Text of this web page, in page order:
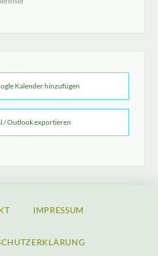
Kalender hinzufügen
/ Outlook exportieren
IMPRESSUM